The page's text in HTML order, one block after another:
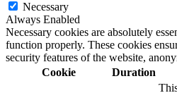
Necessary
Always Enabled
Necessary cookies are absolutely
function properly. These cookies
security features of the website,
Cookie
Duration